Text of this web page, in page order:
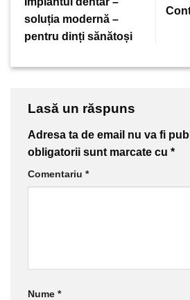
soluția modernă –
pentru dinți sănătoși
Lasă un răspuns
Adresa ta de email nu va fi
obligatorii sunt marcate cu *
Comentariu *
Nume *